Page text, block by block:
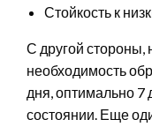
Стойкость к
С другой стороны,
необходимость
дня, оптимально
состоянии. Еще